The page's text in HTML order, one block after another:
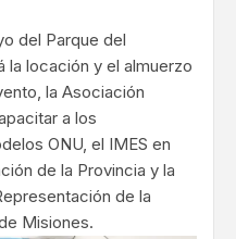
del Parque del
la locación y el almuerzo
la Asociación
a los
ONU, el IMES en
de la Provincia y la
de la
Misiones.